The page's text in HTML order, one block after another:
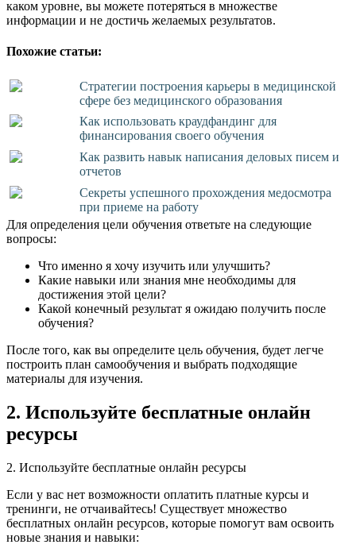
каком уровне, вы можете потеряться в множестве
информации и не достичь желаемых результатов.
Похожие статьи:
Стратегии построения карьеры в медицинской
сфере без медицинского образования
Как использовать краудфандинг для
финансирования своего обучения
Как развить навык написания деловых писем и
отчетов
Секреты успешного прохождения медосмотра
при приеме на работу
Для определения цели обучения ответьте на следующие
вопросы:
Что именно я хочу изучить или улучшить?
Какие навыки или знания мне необходимы для
достижения этой цели?
Какой конечный результат я ожидаю получить после
обучения?
После того, как вы определите цель обучения, будет легче
построить план самообучения и выбрать подходящие
материалы для изучения.
2. Используйте бесплатные онлайн
ресурсы
2. Используйте бесплатные онлайн ресурсы
Если у вас нет возможности оплатить платные курсы и
тренинги, не отчаивайтесь! Существует множество
бесплатных онлайн ресурсов, которые помогут вам освоить
новые знания и навыки: